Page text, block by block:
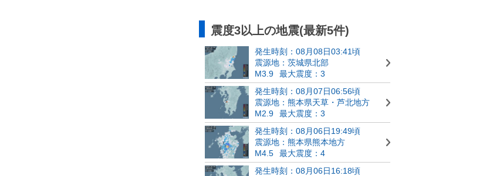
震度3以上の地震(最新5件)
発生時刻：08月08日03:41頃
震源地：茨城県北部
M3.9
最大震度：3
発生時刻：08月07日06:56頃
震源地：熊本県天草・芦北地方
M2.9
最大震度：3
発生時刻：08月06日19:49頃
震源地：熊本県熊本地方
M4.5
最大震度：4
発生時刻：08月06日16:18頃